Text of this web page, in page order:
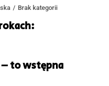
Brak kategorii
– to wstępna